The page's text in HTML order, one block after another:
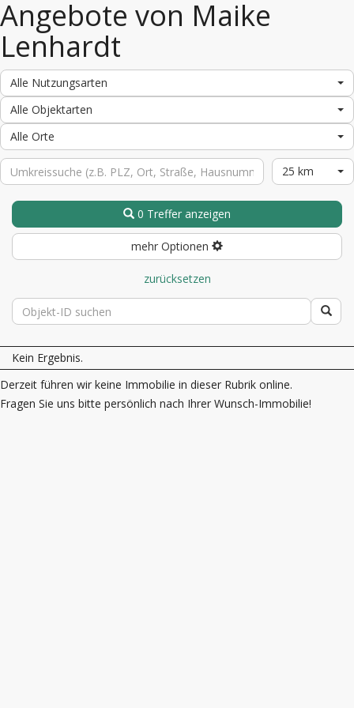
Angebote von Maike
Lenhardt
Alle Nutzungsarten
Alle Objektarten
Alle Orte
25 km
0 Treffer anzeigen
mehr Optionen
zurücksetzen
Kein Ergebnis.
Derzeit führen wir keine Immobilie in dieser Rubrik online.
Fragen Sie uns bitte persönlich nach Ihrer Wunsch-Immobilie!